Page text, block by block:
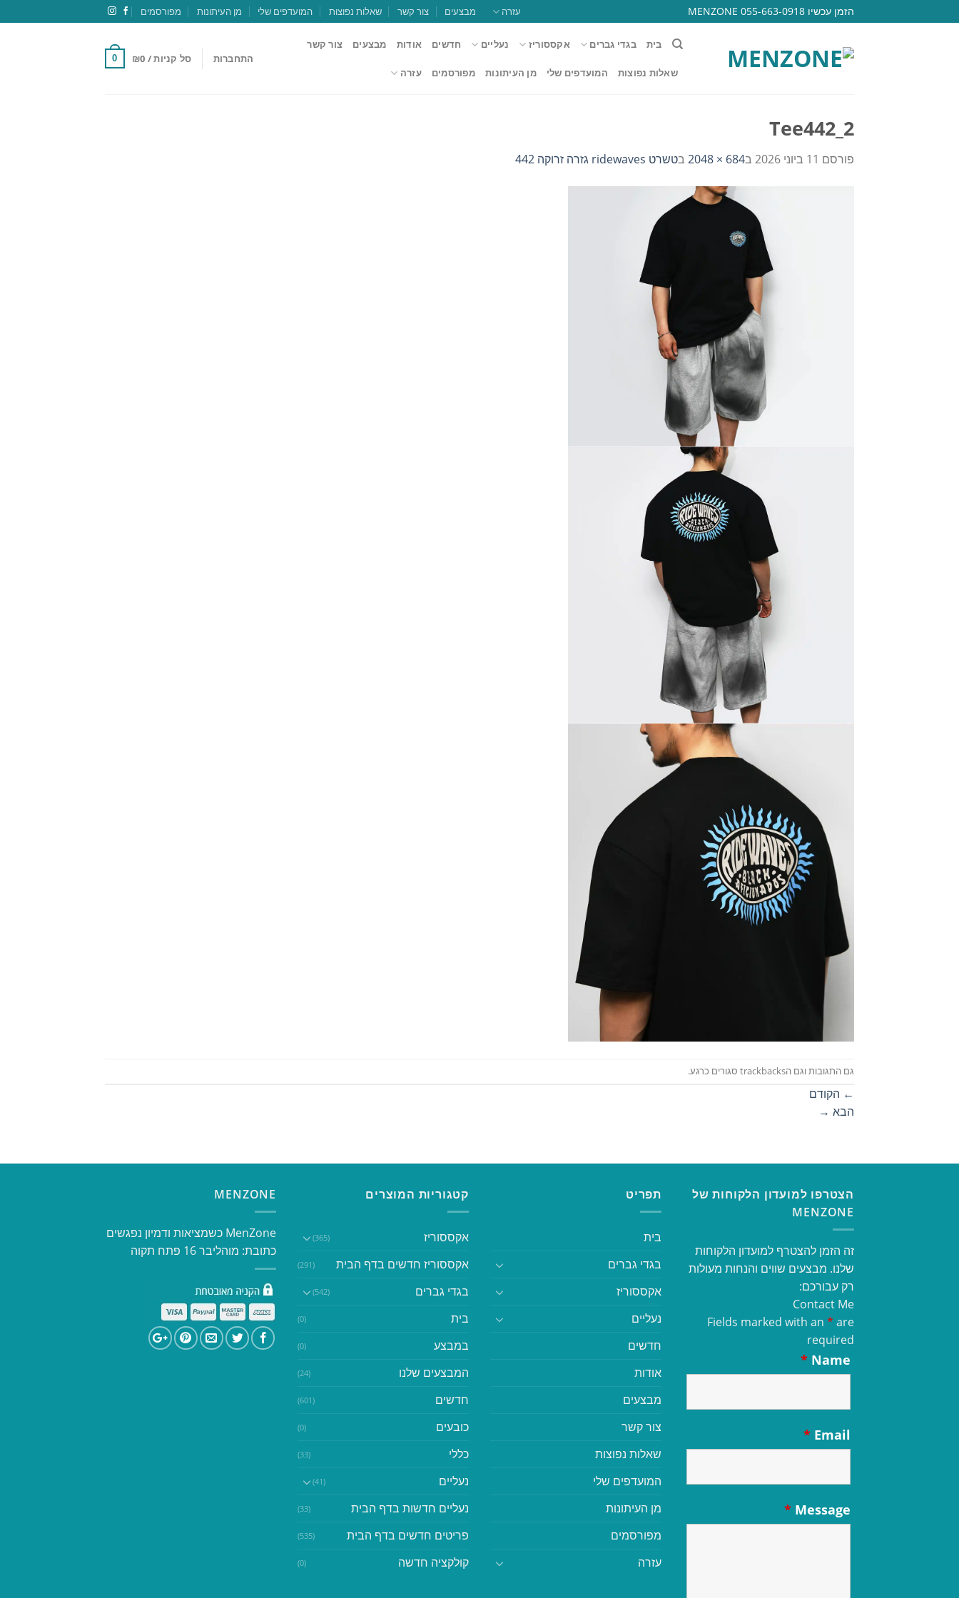
to
הזמן עכשיו 055-663-0918 MENZONE עזרה מבצעים צור קשר שאלות נפוצות המועדפים שלי מן העיתונות מפורסמים
בית בגדי גברים אקססוריז נעליים חדשים אודות מבצעים צור קשר
שאלות נפוצות המועדפים שלי מן העיתונות מפורסמים עזרה
התחברות סל קניות / ₪0
0
Tee442_2
פורסם 11 ביוני 2026 ב684 × 2048 בטשרט ridewaves גזרה זרוקה 442
גם התגובות וגם הtrackbacks סגורים כרגע.
← הקודם
הבא →
הצטרפו למועדון הלקוחות של
MENZONE
זה הזמן להצטרף למועדון הלקוחות
שלנו. מבצעים שווים והנחות מעולות
רק עבורכם:
Contact Me
Fields marked with an * are
required
Name
*
Email
*
Message
*
תפריט
בית
בגדי גברים
אקססוריז
נעליים
חדשים
אודות
מבצעים
צור קשר
שאלות נפוצות
המועדפים שלי
מן העיתונות
מפורסמים
עזרה
קטגוריות המוצרים
אקססוריז (365)
אקססוריז חדשים בדף הבית (291)
בגדי גברים (542)
בית (0)
במבצע (0)
המבצעים שלנו (24)
חדשים (601)
כובעים (0)
כללי (33)
נעליים (41)
נעליים חדשות בדף הבית (33)
פריטים חדשים בדף הבית (535)
קולקציה חדשה (0)
MENZONE
​​MenZone כשמציאות ודמיון נפגשים​
כתובת: מוהליבר 16 פתח תקוה